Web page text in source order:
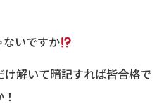
ないですか
解いて暗記すれば皆合格で